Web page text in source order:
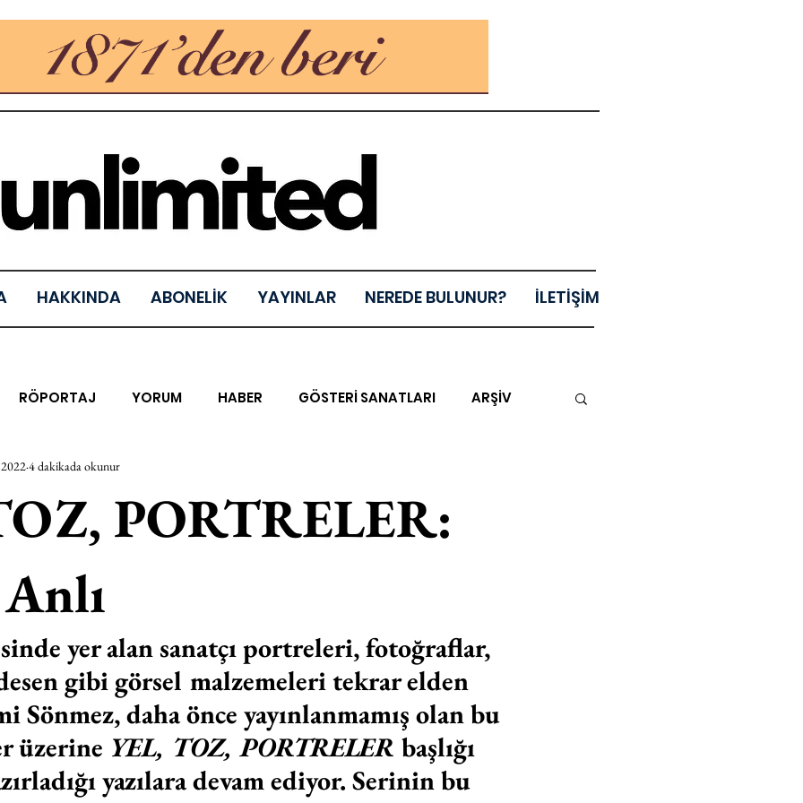
HAKKINDA ABONELİK YAYINLAR NEREDE BULUNUR? İLETİŞİM
RÖPORTAJ YORUM HABER GÖSTERİ SANATLARI ARŞİV
BİENAL
YEL TOZ PORTRELER ON SORULUK SOHBETLER
XXY
SINIRSIZ ZİYARETLER
PORTRELER:
4 dakikada okunur
yer alan sanatçı portreleri, fotoğraflar,
gibi görsel malzemeleri tekrar elden
Sönmez, daha önce yayınlanmamış olan bu
üzerine YEL, TOZ, PORTRELER başlığı
yazılara devam ediyor. Serinin bu